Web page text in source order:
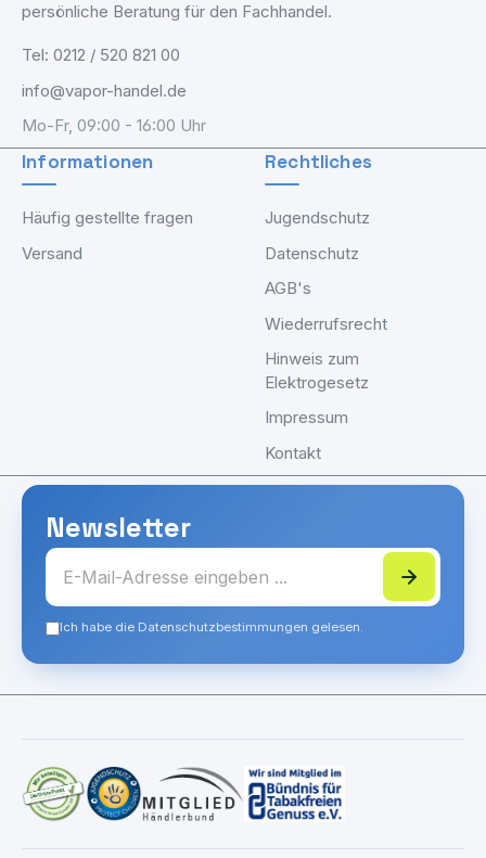
persönliche Beratung für den Fachhandel.
Tel: 0212 / 520 821 00
info@vapor-handel.de
Mo-Fr, 09:00 - 16:00 Uhr
Informationen
Häufig gestellte fragen
Versand
Rechtliches
Jugendschutz
Datenschutz
AGB's
Wiederrufsrecht
Hinweis zum
Elektrogesetz
Impressum
Kontakt
Newsletter
Ich habe die Datenschutzbestimmungen gelesen.